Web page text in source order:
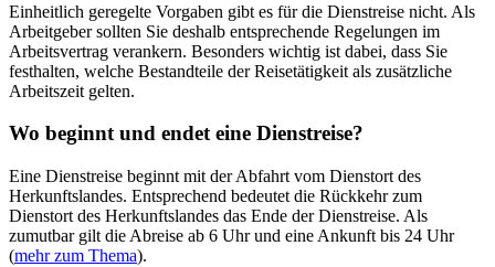
Einheitlich geregelte Vorgaben gibt es für die Dienstreise nicht. Als
Arbeitgeber sollten Sie deshalb entsprechende Regelungen im
Arbeitsvertrag verankern. Besonders wichtig ist dabei, dass Sie
festhalten, welche Bestandteile der Reisetätigkeit als zusätzliche
Arbeitszeit gelten.
Wo beginnt und endet eine Dienstreise?
Eine Dienstreise beginnt mit der Abfahrt vom Dienstort des
Herkunftslandes. Entsprechend bedeutet die Rückkehr zum
Dienstort des Herkunftslandes das Ende der Dienstreise. Als
zumutbar gilt die Abreise ab 6 Uhr und eine Ankunft bis 24 Uhr
(mehr zum Thema).